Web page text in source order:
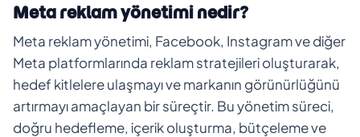
Meta reklam yönetimi nedir?
Meta reklam yönetimi, Facebook, Instagram ve diğer
Meta platformlarında reklam stratejileri oluşturarak,
hedef kitlelere ulaşmayı ve markanın görünürlüğünü
artırmayı amaçlayan bir süreçtir. Bu yönetim süreci,
doğru hedefleme, içerik oluşturma, bütçeleme ve